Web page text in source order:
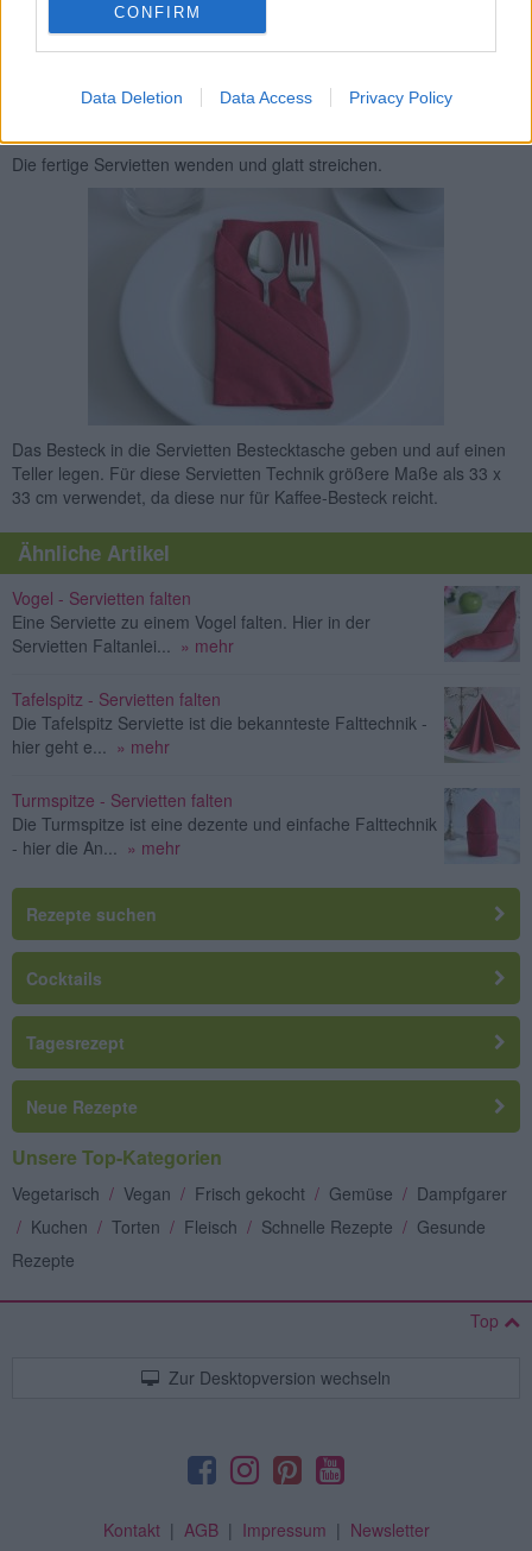
CONFIRM
Data Deletion Data Access Privacy Policy
Die fertige Servietten wenden und glatt streichen.
Das Besteck in die Servietten Bestecktasche geben und auf einen
Teller legen. Für diese Servietten Technik größere Maße als 33 x
33 cm verwendet, da diese nur für Kaffee-Besteck reicht.
Ähnliche Artikel
Vogel - Servietten falten
Eine Serviette zu einem Vogel falten. Hier in der
Servietten Faltanlei... » mehr
Tafelspitz - Servietten falten
Die Tafelspitz Serviette ist die bekannteste Falttechnik -
hier geht e... » mehr
Turmspitze - Servietten falten
Die Turmspitze ist eine dezente und einfache Falttechnik
- hier die An... » mehr
Rezepte suchen
Cocktails
Tagesrezept
Neue Rezepte
Unsere Top-Kategorien
Vegetarisch / Vegan / Frisch gekocht / Gemüse / Dampfgarer
/ Kuchen / Torten / Fleisch / Schnelle Rezepte / Gesunde
Rezepte
Top
Zur Desktopversion wechseln
Kontakt| AGB| Impressum | Newsletter